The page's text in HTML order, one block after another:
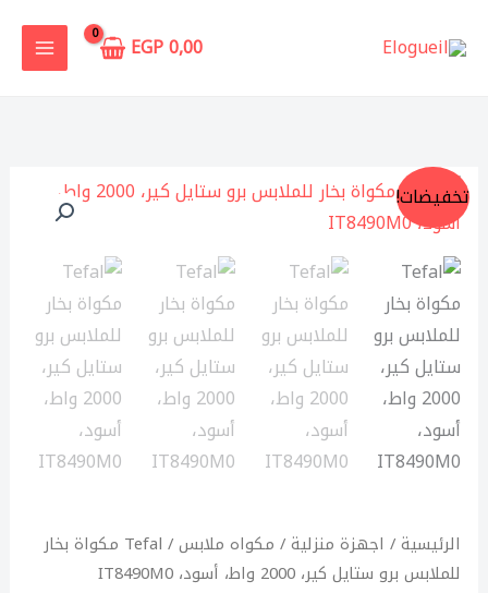
إلى
0,00
EGP
تخفيضات!
الرئيسية/ اجهزة منزلية/ مكواه ملابس
/ Tefal مكواة بخار
للملابس برو ستايل كير، 2000 واط، أسود، IT8490M0
السعر
الأصلي
هو:
8.800,00 EGP.
السعر
الحالي
هو:
7.999,00 EGP.